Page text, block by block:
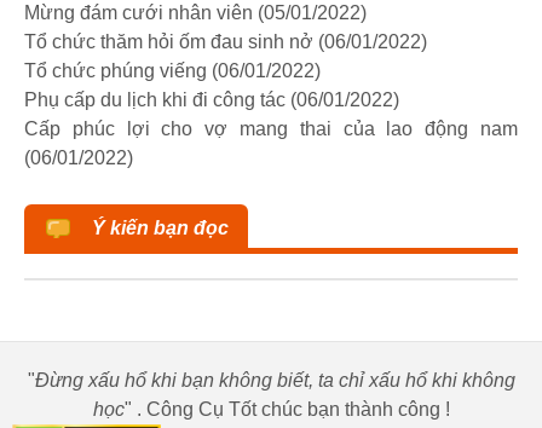
Mừng đám cưới nhân viên (05/01/2022)
Tổ chức thăm hỏi ốm đau sinh nở (06/01/2022)
Tổ chức phúng viếng (06/01/2022)
Phụ cấp du lịch khi đi công tác (06/01/2022)
Cấp phúc lợi cho vợ mang thai của lao động nam
(06/01/2022)
Ý kiến bạn đọc
"Đừng xấu hổ khi bạn không biết, ta chỉ xấu hổ khi không
học" . Công Cụ Tốt chúc bạn thành công !